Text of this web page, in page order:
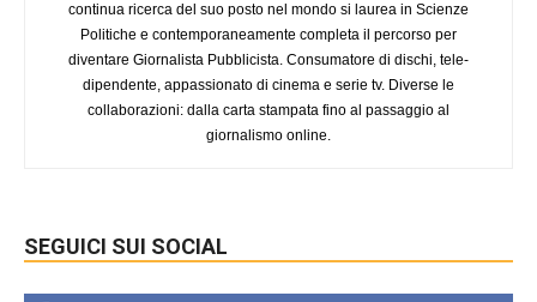
continua ricerca del suo posto nel mondo si laurea in Scienze
Politiche e contemporaneamente completa il percorso per
diventare Giornalista Pubblicista. Consumatore di dischi, tele-
dipendente, appassionato di cinema e serie tv. Diverse le
collaborazioni: dalla carta stampata fino al passaggio al
giornalismo online.
SEGUICI SUI SOCIAL